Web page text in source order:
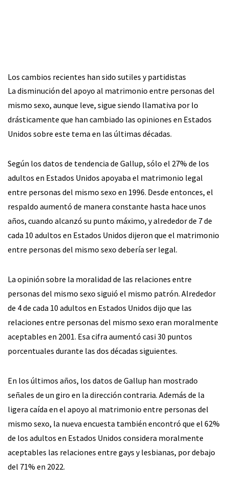
Los cambios recientes han sido sutiles y partidistas
La disminución del apoyo al matrimonio entre personas del
mismo sexo, aunque leve, sigue siendo llamativa por lo
drásticamente que han cambiado las opiniones en Estados
Unidos sobre este tema en las últimas décadas.
Según los datos de tendencia de Gallup, sólo el 27% de los
adultos en Estados Unidos apoyaba el matrimonio legal
entre personas del mismo sexo en 1996. Desde entonces, el
respaldo aumentó de manera constante hasta hace unos
años, cuando alcanzó su punto máximo, y alrededor de 7 de
cada 10 adultos en Estados Unidos dijeron que el matrimonio
entre personas del mismo sexo debería ser legal.
La opinión sobre la moralidad de las relaciones entre
personas del mismo sexo siguió el mismo patrón. Alrededor
de 4 de cada 10 adultos en Estados Unidos dijo que las
relaciones entre personas del mismo sexo eran moralmente
aceptables en 2001. Esa cifra aumentó casi 30 puntos
porcentuales durante las dos décadas siguientes.
En los últimos años, los datos de Gallup han mostrado
señales de un giro en la dirección contraria. Además de la
ligera caída en el apoyo al matrimonio entre personas del
mismo sexo, la nueva encuesta también encontró que el 62%
de los adultos en Estados Unidos considera moralmente
aceptables las relaciones entre gays y lesbianas, por debajo
del 71% en 2022.